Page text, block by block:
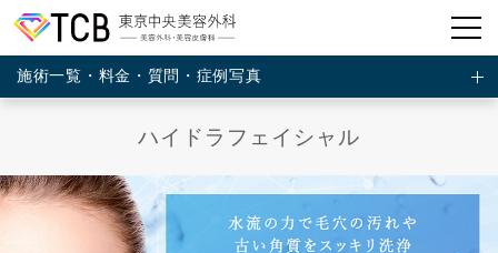
施術一覧・料金・質問・症例写真
ハイドラフェイシャル